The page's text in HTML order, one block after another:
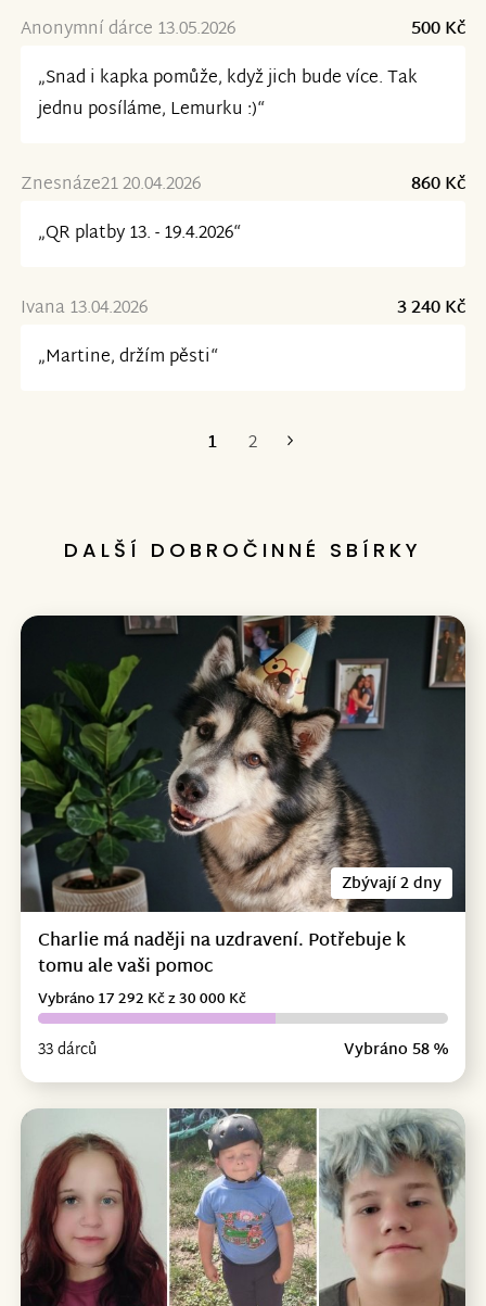
Anonymní dárce 13.05.2026
500 Kč
„Snad i kapka pomůže, když jich bude více. Tak
jednu posíláme, Lemurku :)“
Znesnáze21 20.04.2026
860 Kč
„QR platby 13. - 19.4.2026“
Ivana 13.04.2026
3 240 Kč
„Martine, držím pěsti“
1 2
DALŠÍ DOBROČINNÉ SBÍRKY
Zbývají 2 dny
Charlie má naději na uzdravení. Potřebuje k
tomu ale vaši pomoc
33 dárců Vybráno 58 %
Vybráno 17 292 Kč z 30 000 Kč